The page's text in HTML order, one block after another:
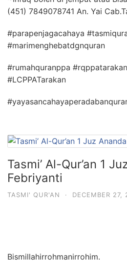
(451) 7849078741 An. Yai
#parapenjagacahaya
#marimenghebatdgnquran
#rumahquranppa
#LCPPATarakan
Tasmi’ Al-Qur’an 1
Febriyanti
TASMI' QUR'AN · DECEMBER 27,
Bismillahirrohmanirrohim.